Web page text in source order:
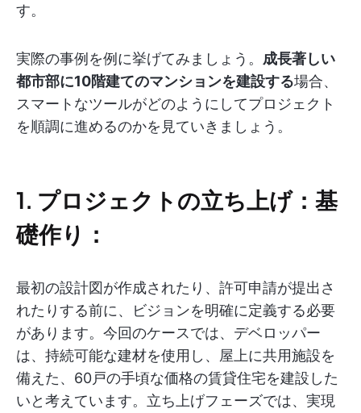
す。
実際の事例を例に挙げてみましょう。 成長著しい
都市部に10階建てのマンションを建設する場合、
スマートなツールがどのようにしてプロジェクト
を順調に進めるのかを見ていきましょう。
1. プロジェクトの立ち上げ：基
礎作り：
最初の設計図が作成されたり、許可申請が提出さ
れたりする前に、ビジョンを明確に定義する必要
があります。今回のケースでは、デベロッパー
は、持続可能な建材を使用し、屋上に共用施設を
備えた、60戸の手頃な価格の賃貸住宅を建設した
いと考えています。立ち上げフェーズでは、実現